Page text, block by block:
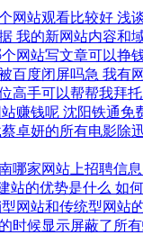
网站观看比较好 浅
我的新网站内容和
网站写文章可以挣
百度闭屏吗急 我有
高手可以帮帮我拜托
赚钱呢 沈阳铁通免
卓妍的所有电影除
哪家网站上招聘信
站的优势是什么 如
网站和传统型网站
时候显示屏蔽了所